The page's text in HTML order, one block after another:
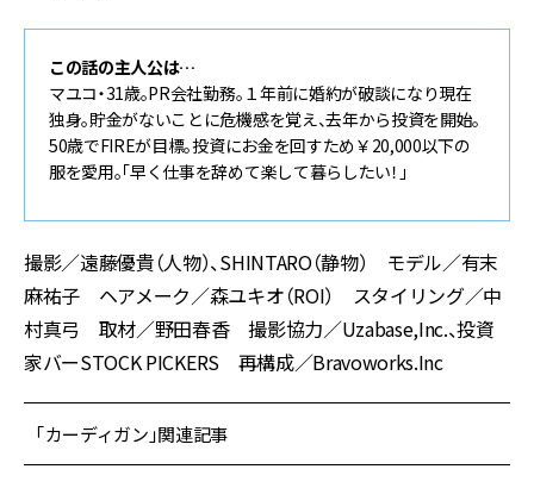
この話の主人公は…
マユコ・31歳。PR会社勤務。１年前に婚約が破談になり現在
独身。貯金がないことに危機感を覚え、去年から投資を開始。
50歳でFIREが目標。投資にお金を回すため￥20,000以下の
服を愛用。「早く仕事を辞めて楽して暮らしたい！」
撮影／遠藤優貴（人物）、SHINTARO（静物） モデル／有末
麻祐子 ヘアメーク／森ユキオ（ROI） スタイリング／中
村真弓 取材／野田春香 撮影協力／Uzabase,Inc.、投資
家バーSTOCK PICKERS 再構成／Bravoworks.Inc
「カーディガン」関連記事